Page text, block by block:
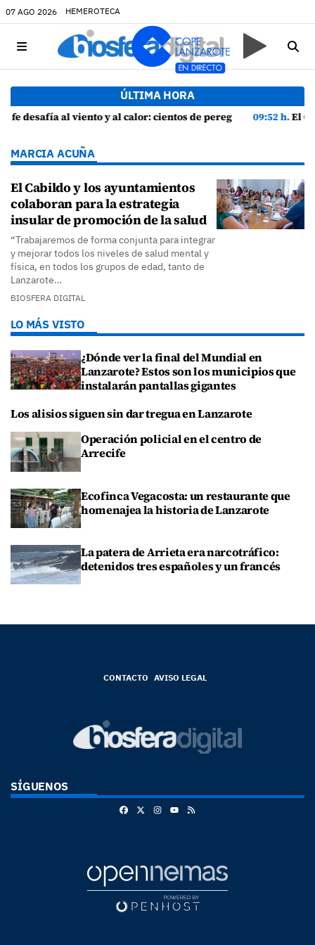
07 AGO 2026 HEMEROTECA
ÚLTIMA HORA
cientos de peregrinos arropan a la Virgen de las Nieves
09:52 h.El Cabildo intensifica la vigilancia para
MARCIA ACUÑA
El Cabildo y los ayuntamientos
colaboran para la estrategia
insular de promoción de la salud
“Trabajaremos de forma conjunta para integrar
y mejorar todos los niveles de salud mental y
física, en todos los grupos de edad, tanto de
Lanzarote…
BIOSFERA DIGITAL
LO MÁS VISTO
¿Dónde ver la final del Mundial en
Lanzarote? Estos son los municipios que
instalarán pantallas gigantes
Los alisios siguen sin dar tregua en Lanzarote
Operación policial en el centro de
Arrecife
Ecofinca Vegacosta: un restaurante que
homenajea la historia de Lanzarote
La patera de Arrieta era narcotráfico:
detenidos tres españoles y un francés
CONTACTO AVISO LEGAL
SÍGUENOS
FacebookInstagram